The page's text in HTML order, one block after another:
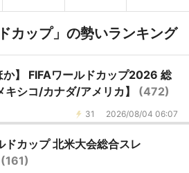
カップ」の勢いランキング
か】 FIFAワールドカップ2026 総
シコ/カナダ/アメリカ】 (472)
31 2026/08/04 06:07
カップ 北米大会総合スレ
(161)